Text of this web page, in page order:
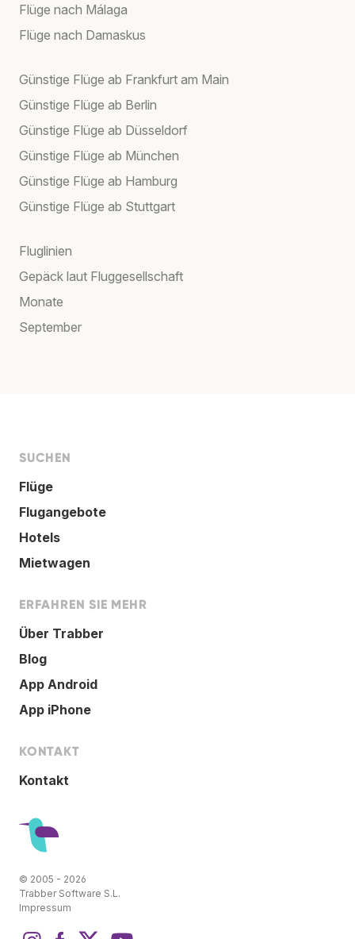
Flüge nach Málaga
Flüge nach Damaskus
Günstige Flüge ab Frankfurt am Main
Günstige Flüge ab Berlin
Günstige Flüge ab Düsseldorf
Günstige Flüge ab München
Günstige Flüge ab Hamburg
Günstige Flüge ab Stuttgart
Fluglinien
Gepäck laut Fluggesellschaft
Monate
September
SUCHEN
Flüge
Flugangebote
Hotels
Mietwagen
ERFAHREN SIE MEHR
Über Trabber
Blog
App Android
App iPhone
KONTAKT
Kontakt
© 2005 - 2026
Trabber Software S.L.
Impressum